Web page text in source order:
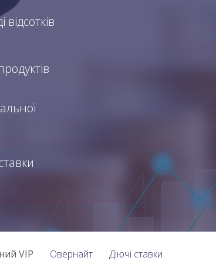
VIP Овернайт Діючі ставки